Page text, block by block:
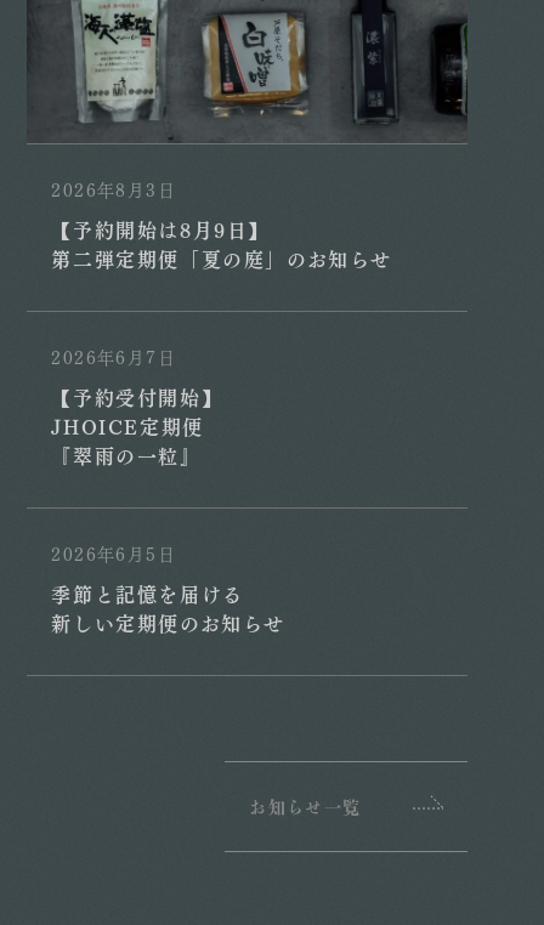
2026年8月3日
【予約開始は8月9日】
第二弾定期便「夏の庭」のお知らせ
2026年6月7日
【予約受付開始】
JHOICE定期便
『翠雨の一粒』
2026年6月5日
季節と記憶を届ける
新しい定期便のお知らせ
お知らせ一覧